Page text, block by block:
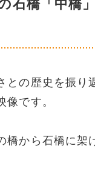
橋「中橋
の歴史を振り
です。
から石橋に架